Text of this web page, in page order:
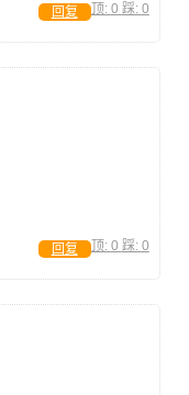
顶: 0 踩: 0
回复
顶: 0 踩: 0
回复